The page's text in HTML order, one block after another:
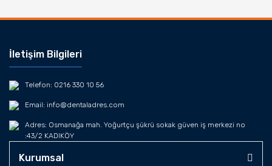
İletişim Bilgileri
Telefon: 0216 330 10 56
Email: info@dentaladres.com
Adres: Osmanağa mah. Yoğurtçu şükrü sokak güven iş merkezi no
:43/2 KADIKÖY
Kurumsal